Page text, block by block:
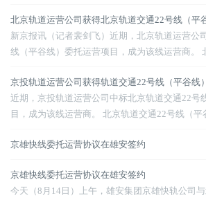
北京轨道运营公司获得北京轨道交通22号线（平
新京报讯（记者裴剑飞）近期，北京轨道运营公
线
京投轨道运营公司获得轨道交通22号线（平谷线
近期，京投轨道运营公司中标北京轨道交通22号
目，成为该线运营商。 北京轨道交通22
京雄快线委托运营协议在雄安签约
京雄快线委托运营协议在雄安签约
今天（8月14日）上午，雄安集团京雄快轨公司